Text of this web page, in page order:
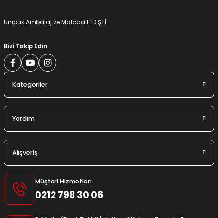
Unipak Ambalaj ve Matbaa LTD ŞTİ
Bizi Takip Edin
Kategoriler
Yardım
Alışveriş
Müşteri Hizmetleri
0212 798 30 06